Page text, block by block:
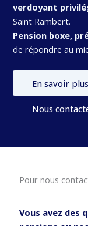
verdoyant
Saint Rambert.
Pension boxe,
de répondre au
En savoir
Nous
Pour nous
Vous avez des